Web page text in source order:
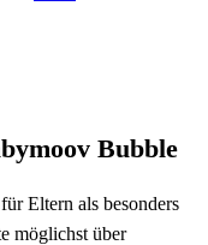
Bubble
Eltern als besonders
möglichst über